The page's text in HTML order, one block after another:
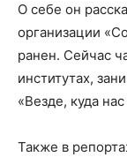
О себе он
организации
ранен. Сейчас
институтах,
«Везде, куда
Также в